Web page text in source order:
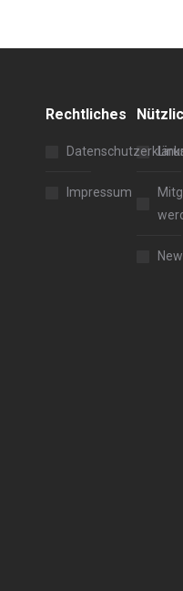
Rechtliches
Impressum